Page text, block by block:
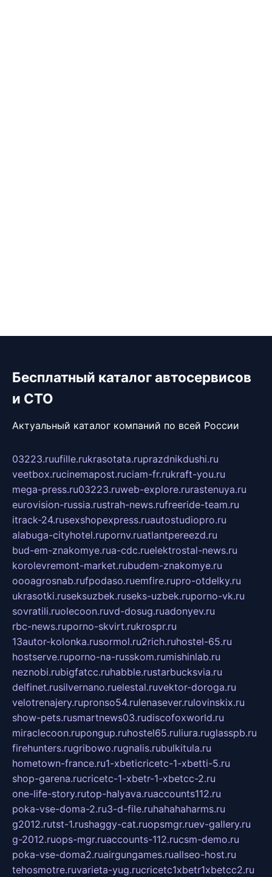
Бесплатный каталог автосервисов
и СТО
Актуальный каталог компаний по всей России
03223.ruufille.rukrasotata.ruprazdnikdushi.ru
veetbox.rucinemapost.ruciam-fr.rukraft-you.ru
mega-press.ru03223.ruweb-explore.rurastenuya.ru
eurovision-russia.rustrah-news.rufreeride-team.ru
itrack-24.rusexshopexpress.ruautostudiopro.ru
alabuga-cityhotel.rupornv.ruatlantpereezd.ru
bud-em-znakomye.rua-cdc.ruelektrostal-news.ru
korolevremont-market.rubudem-znakomye.ru
oooagrosnab.rufpodaso.ruemfire.rupro-otdelky.ru
ukrasotki.ruseksuzbek.ruseks-uzbek.ruporno-vk.ru
sovratili.ruolecoon.ruvd-dosug.ruadonyev.ru
rbc-news.ruporno-skvirt.rukrospr.ru
13autor-kolonka.rusormol.ru2rich.ruhostel-65.ru
hostserve.ruporno-na-russkom.rumishinlab.ru
neznobi.rubigfatcc.ruhabble.rustarbucksvia.ru
delfinet.rusilvernano.ruelestal.ruvektor-doroga.ru
velotrenajery.rupronso54.rulenasever.rulovinskix.ru
show-pets.rusmartnews03.rudiscofoxworld.ru
miraclecoon.rupongup.ruhostel65.ruliura.ruglasspb.ru
firehunters.rugribowo.rugnalis.rubulkitula.ru
hometown-france.ru1-xbeticricetc-1-xbetti-5.ru
shop-garena.rucricetc-1-xbetr-1-xbetcc-2.ru
one-life-story.rutop-halyava.ruaccounts112.ru
poka-vse-doma-2.ru3-d-file.ruhahahaharms.ru
g2012.rutst-1.rushaggy-cat.ruopsmgr.ruev-gallery.ru
g-2012.ruops-mgr.ruaccounts-112.rucsm-demo.ru
poka-vse-doma2.ruairgungames.ruallseo-host.ru
tehosmotre.ruvarieta-yug.rucricetc1xbetr1xbetcc2.ru